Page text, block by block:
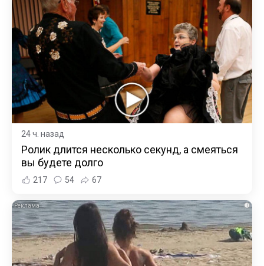
24 ч. назад
Ролик длится несколько секунд, а смеяться
вы будете долго
217 54 67
i